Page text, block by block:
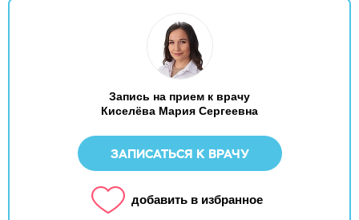
Запись на прием к врачу
Киселёва Мария Сергеевна
ЗАПИСАТЬСЯ К ВРАЧУ
добавить в избранное